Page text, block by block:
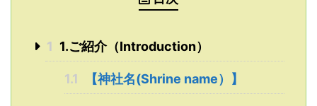
1 1.ご紹介（Introduction）
1.1 【神社名(Shrine name）】